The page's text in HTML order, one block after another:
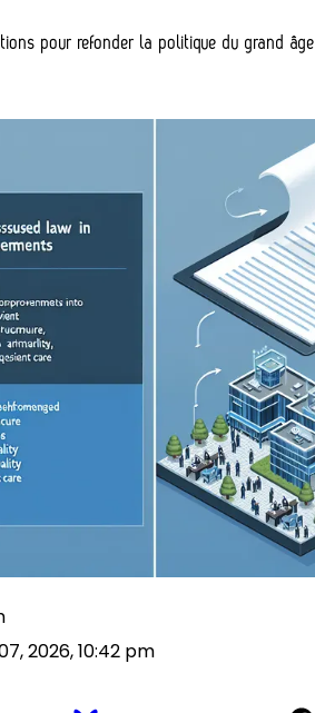
pour refonder la politique du grand âge
2026, 10:42 pm